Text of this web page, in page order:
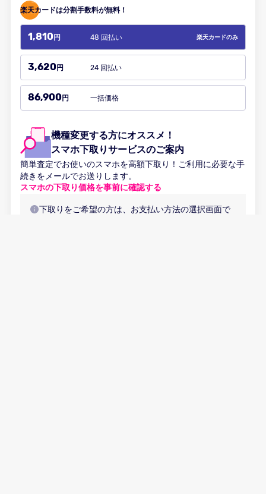
楽天カードは分割手数料が無料！
1,810 円 48 回払い 楽天カードのみ
3,620円 24 回払い
86,900円 一括価格
機種変更する方にオススメ！
スマホ下取りサービスのご案内
簡単査定でお使いのスマホを高額下取り！ご利用に必要な手
続きをメールでお送りします。
スマホの下取り価格を事前に確認する
下取りをご希望の方は、お支払い方法の選択画面で